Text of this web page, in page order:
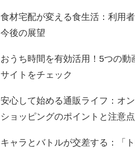
食材宅配が変える食生活：利用
今後の展望
おうち時間を有効活用！5つの動
サイトをチェック
安心して始める通販ライフ：オ
ショッピングのポイントと注意点
キャラとバトルが交差する：「